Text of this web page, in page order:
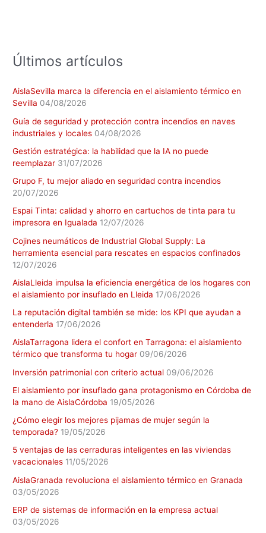
Últimos artículos
AislaSevilla marca la diferencia en el aislamiento térmico en
Sevilla 04/08/2026
Guía de seguridad y protección contra incendios en naves
industriales y locales 04/08/2026
Gestión estratégica: la habilidad que la IA no puede
reemplazar 31/07/2026
Grupo F, tu mejor aliado en seguridad contra incendios
20/07/2026
Espai Tinta: calidad y ahorro en cartuchos de tinta para tu
impresora en Igualada 12/07/2026
Cojines neumáticos de Industrial Global Supply: La
herramienta esencial para rescates en espacios confinados
12/07/2026
AislaLleida impulsa la eficiencia energética de los hogares con
el aislamiento por insuflado en Lleida 17/06/2026
La reputación digital también se mide: los KPI que ayudan a
entenderla 17/06/2026
AislaTarragona lidera el confort en Tarragona: el aislamiento
térmico que transforma tu hogar 09/06/2026
Inversión patrimonial con criterio actual 09/06/2026
El aislamiento por insuflado gana protagonismo en Córdoba de
la mano de AislaCórdoba 19/05/2026
¿Cómo elegir los mejores pijamas de mujer según la
temporada? 19/05/2026
5 ventajas de las cerraduras inteligentes en las viviendas
vacacionales 11/05/2026
AislaGranada revoluciona el aislamiento térmico en Granada
03/05/2026
ERP de sistemas de información en la empresa actual
03/05/2026